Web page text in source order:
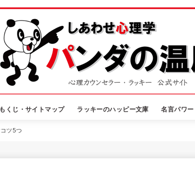
もくじ・サイトマップ ラッキーのハッピー文庫 名言パワー
ツ5つ